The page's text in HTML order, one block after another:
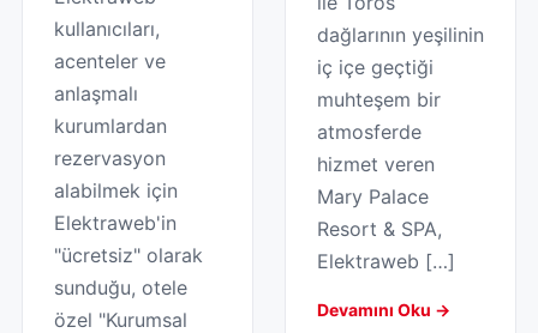
kullanıcıları,
acenteler ve
anlaşmalı
kurumlardan
rezervasyon
alabilmek için
Elektraweb'in
"ücretsiz" olarak
sunduğu, otele
özel "Kurumsal
dağlarının yeşilinin
iç içe geçtiği
muhteşem bir
atmosferde
hizmet veren
Mary Palace
Resort & SPA,
Elektraweb […]
Devamını Oku →